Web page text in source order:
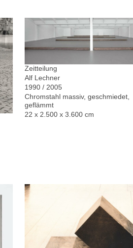
Zeitteilung
Alf Lechner
1990 / 2005
Chromstahl massiv, geschmiedet,
geflämmt
22 x 2.500 x 3.600 cm